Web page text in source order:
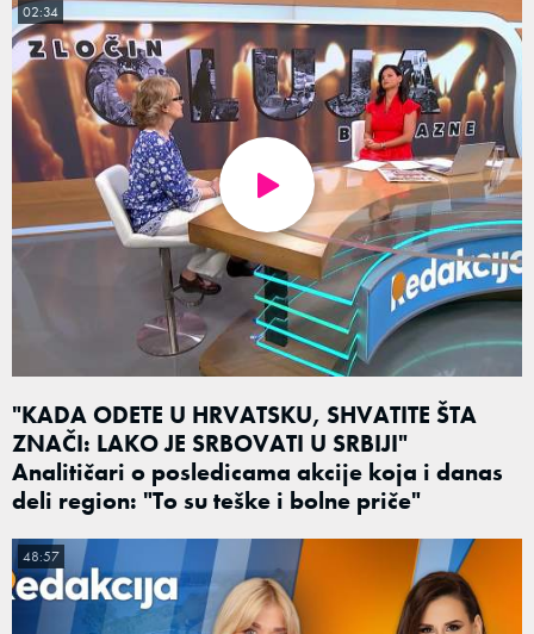
"KADA ODETE U HRVATSKU, SHVATITE ŠTA
ZNAČI: LAKO JE SRBOVATI U SRBIJI"
Analitičari o posledicama akcije koja i danas
deli region: "To su teške i bolne priče"
02:34
48:57